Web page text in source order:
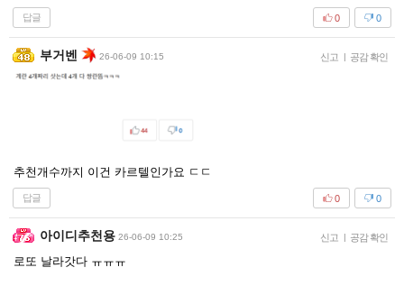
답글 0
0
부거벤 26-06-09 10:15 신고 | 공감 확인
추천개수까지 이건 카르텔인가요 ㄷㄷ
답글 0
0
아이디추천용 26-06-09 10:25 신고 | 공감 확인
로또 날라갓다 ㅠㅠㅠ